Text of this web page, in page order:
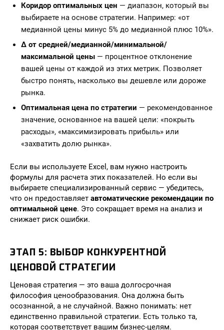
Коридор оптимальных цен — диапазон, который вы
выбираете на основе стратегии. Например: «от
медианной цены минус 5% до медианной плюс 10%».
Δ от средней/медианной/минимальной/
максимальной цены — процентное отклонение
вашей цены от каждой из этих метрик. Позволяет
быстро понять, насколько вы дешевле или дороже
рынка.
Оптимальная цена по стратегии — рекомендованное
значение, основанное на вашей цели: «покрыть
расходы», «максимизировать прибыль» или
«захватить долю рынка».
Если вы используете Excel, вам нужно настроить
формулы для расчета этих показателей. Но если вы
выбираете специализированный сервис — убедитесь,
что он предоставляет автоматические рекомендации по
оптимальной цене. Это сокращает время на анализ и
снижает риск ошибки.
ЭТАП 5: ВЫБОР КОНКУРЕНТНОЙ
ЦЕНОВОЙ СТРАТЕГИИ
Ценовая стратегия — это ваша долгосрочная
философия ценообразования. Она должна быть
осознанной, а не случайной. Важно понимать: нет
единственно правильной стратегии. Есть только та,
которая соответствует вашим бизнес-целям.